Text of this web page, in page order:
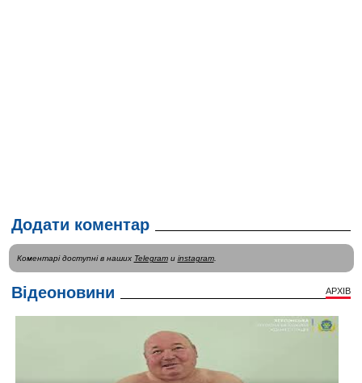
Додати коментар
Коментарі доступні в наших Telegramи instagram.
Відеоновини АРХІВ